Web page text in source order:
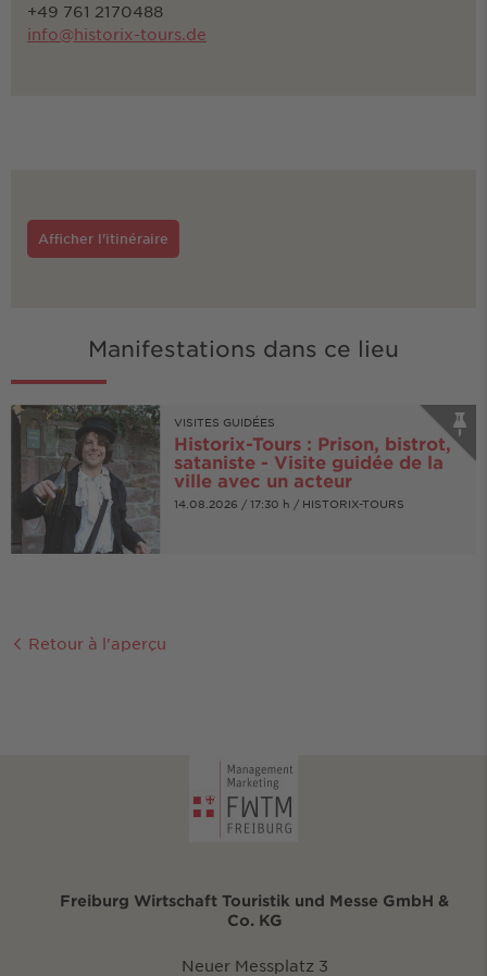
+49 761 2170488
info@historix-tours.de
Afficher l'itinéraire
Manifestations dans ce lieu
VISITES GUIDÉES
Historix-Tours : Prison, bistrot,
sataniste - Visite guidée de la
ville avec un acteur
14.08.2026 / 17:30 h / HISTORIX-TOURS
Retour à l'aperçu
Freiburg Wirtschaft Touristik und Messe GmbH &
Co. KG
Neuer Messplatz 3